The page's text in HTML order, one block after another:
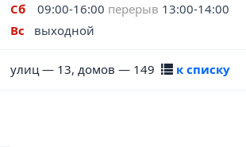
Сб
09:00-16:00 перерыв 13:00-14:00
Вс
выходной
улиц — 13, домов — 149 к списку